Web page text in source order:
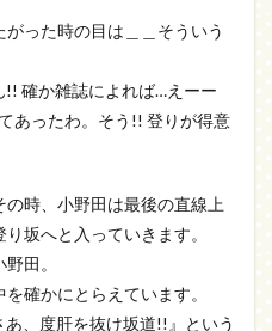
った時の目は＿＿そういう
確か雑誌によれば…えーー
あったわ。そう!! 登りが得意
時、小野田は最後の直線上
坂へと入っていきます。
田。
確かにとらえています。
、度肝を抜け坂道!!』という